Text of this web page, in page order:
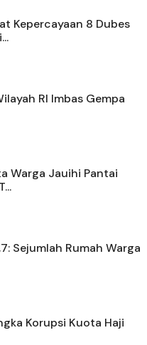
Kepercayaan 8 Dubes
RI Imbas Gempa
Warga Jauihi Pantai
Sejumlah Rumah Warga
Korupsi Kuota Haji